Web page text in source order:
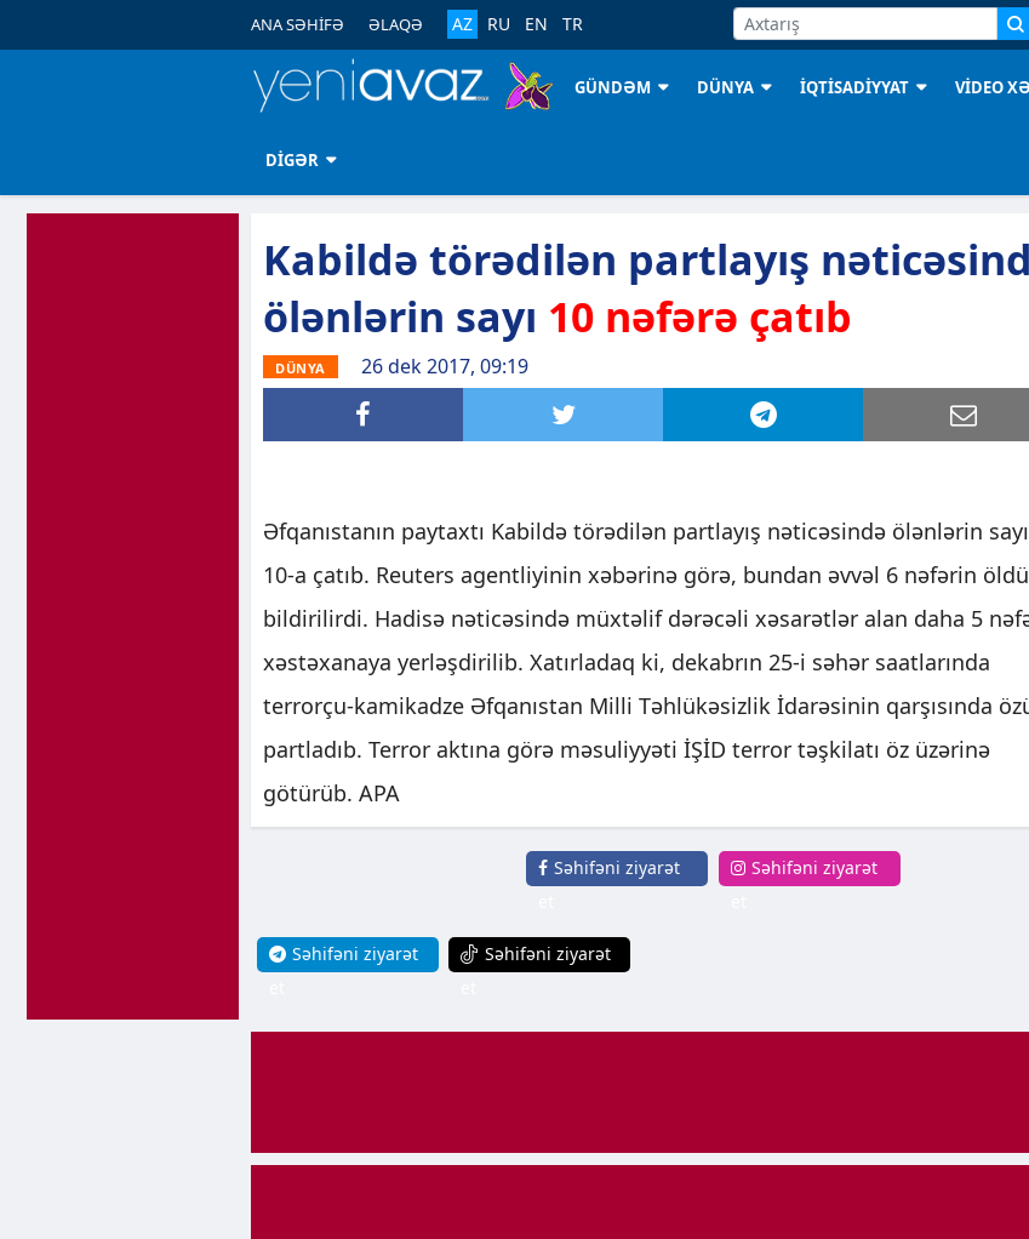
ANA SƏHİFƏ ƏLAQƏ AZ RU EN TR
GÜNDƏM DÜNYA İQTİSADİYYAT VİDEO
DİGƏR
Kabildə törədilən partlayış
ölənlərin sayı 10 nəfərə çatıb
DÜNYA 26 dek 2017, 09:19
Əfqanıstanın paytaxtı Kabildə törədilən partlayış nəticəsində ölənlərin sayı
10-a çatıb. Reuters agentliyinin xəbərinə görə, bundan əvvəl 6 nəfərin
bildirilirdi. Hadisə nəticəsində müxtəlif dərəcəli xəsarətlər alan daha 5
xəstəxanaya yerləşdirilib. Xatırladaq ki, dekabrın 25-i səhər saatlarında
terrorçu-kamikadze Əfqanıstan Milli Təhlükəsizlik İdarəsinin qarşısında
partladıb. Terror aktına görə məsuliyyəti İŞİD terror təşkilatı öz üzərinə
götürüb. APA
Səhifəni ziyarət
Səhifəni ziyarət
Səhifəni ziyarət
Səhifəni ziyarət